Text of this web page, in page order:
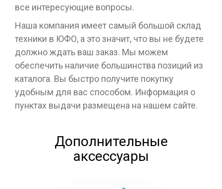
все интересующие вопросы.
Наша компания имеет самый большой склад
техники в ЮФО, а это значит, что вы не будете
должно ждать ваш заказ. Мы можем
обеспечить наличие большинства позиций из
каталога. Вы быстро получите покупку
удобным для вас способом. Информация о
пунктах выдачи размещена на нашем сайте.
Дополнительные
аксессуары